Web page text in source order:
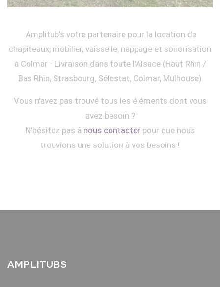
Amplitub's votre partenaire pour la location de
chapiteaux, mobilier, vaisselle, nappage et sonorisation
à Colmar - Livraison dans toute l'Alsace (Haut Rhin /
Bas Rhin, Strasbourg, Sélestat, Colmar, Mulhouse)
Vous n'avez pas trouvé tous les éléments dont vous
avez besoin ?
N'hésitez pas à nous contacterpour que nous
trouvions une solution à vos besoins !
AMPLITUBS